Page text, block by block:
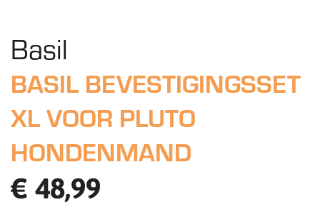
Basil
BASIL BEVESTIGINGSSET
XL VOOR PLUTO
HONDENMAND
€ 48,99